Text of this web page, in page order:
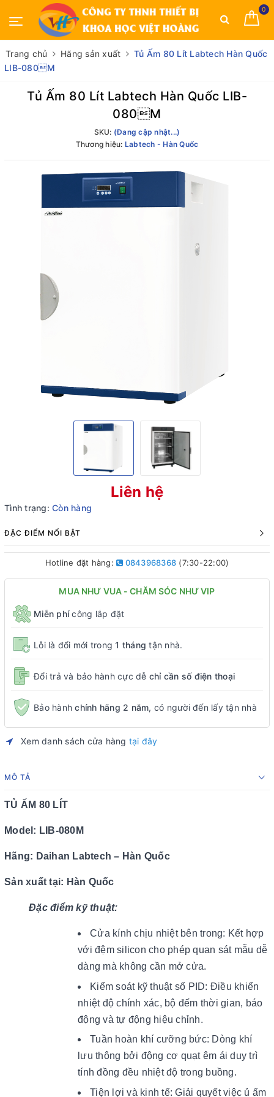
0
Trang chủ Hãng sản xuất
Tủ Ấm 80 Lít Labtech Hàn Quốc
LIB-080M
Tủ Ấm 80 Lít Labtech Hàn Quốc LIB-
080M
SKU: (Đang cập nhật...)
Thương hiệu: Labtech - Hàn Quốc
Liên hệ
Tình trạng: Còn hàng
ĐẶC ĐIỂM NỔI BẬT
Hotline đặt hàng: 0843968368 (7:30-22:00)
MUA NHƯ VUA - CHĂM SÓC NHƯ VIP
Miễn phícông lắp đặt
Lỗi là đổi mới trong1 tháng tận nhà.
Đổi trả và bảo hành cực dễ chỉ cần số điện thoại
Bảo hànhchính hãng 2 năm, có người đến lấy tận nhà
Xem danh sách cửa hàng tại đây
MÔ TẢ
TỦ ẤM 80 LÍT
Model: LIB-080M
Hãng: Daihan Labtech – Hàn Quốc
Sản xuất tại: Hàn Quốc
Đặc điểm kỹ thuật:
Cửa kính chịu nhiệt bên trong: Kết hợp
với đệm silicon cho phép quan sát mẫu dễ
dàng mà không cần mở cửa.
Kiểm soát kỹ thuật số PID: Điều khiển
nhiệt độ chính xác, bộ đếm thời gian, báo
động và tự động hiệu chỉnh.
Tuần hoàn khí cưỡng bức: Dòng khí
lưu thông bởi động cơ quạt êm ái duy trì
tính đồng đều nhiệt độ trong buồng.
Tiện lợi và kinh tế: Giải quyết việc ủ ấm